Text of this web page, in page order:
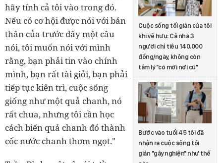
Cuộc sống tối giản của tôi
khi về hưu: Cả nhà 3
người chỉ tiêu 140.000
đồng/ngày, không còn
tâm lý "có mới nới cũ"
Bước vào tuổi 45 tôi đã
nhận ra cuộc sống tối
giản "gây nghiện" như thế
hãy tính cả tôi vào trong đó.
Nếu có cơ hội được nói với bản
thân của trước đây một câu
nói, tôi muốn nói với mình
rằng, bạn phải tin vào chính
mình, bạn rất tài giỏi, bạn phải
tiếp tục kiên trì, cuộc sống
giống như một quả chanh, nó
rất chua, nhưng tôi cần học
cách biến quả chanh đó thành
cốc nước chanh thơm ngọt."